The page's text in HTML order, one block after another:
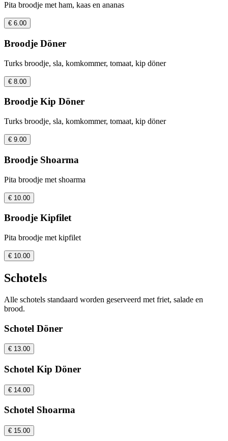
Pita broodje met ham, kaas en ananas
€ 6.00
Broodje Döner
Turks broodje, sla, komkommer, tomaat, kip döner
€ 8.00
Broodje Kip Döner
Turks broodje, sla, komkommer, tomaat, kip döner
€ 9.00
Broodje Shoarma
Pita broodje met shoarma
€ 10.00
Broodje Kipfilet
Pita broodje met kipfilet
€ 10.00
Schotels
Alle schotels standaard worden geserveerd met friet, salade en
brood.
Schotel Döner
€ 13.00
Schotel Kip Döner
€ 14.00
Schotel Shoarma
€ 15.00